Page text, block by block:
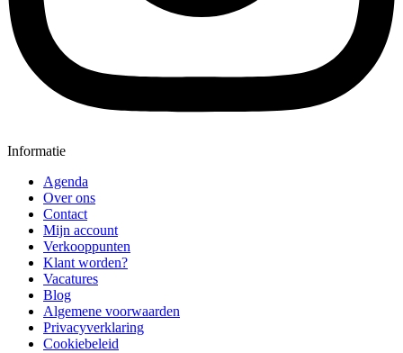
Informatie
Agenda
Over ons
Contact
Mijn account
Verkooppunten
Klant worden?
Vacatures
Blog
Algemene voorwaarden
Privacyverklaring
Cookiebeleid